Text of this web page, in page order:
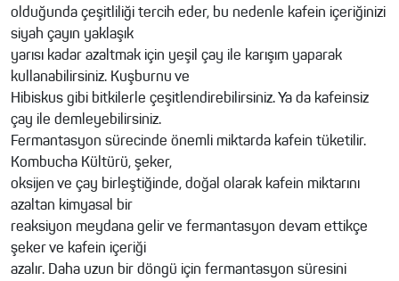
olduğunda çeşitliliği tercih eder, bu nedenle kafein içeriğinizi
siyah çayın yaklaşık
yarısı kadar azaltmak için yeşil çay ile karışım yaparak
kullanabilirsiniz. Kuşburnu ve
Hibiskus gibi bitkilerle çeşitlendirebilirsiniz. Ya da kafeinsiz
çay ile demleyebilirsiniz.
Fermantasyon sürecinde önemli miktarda kafein tüketilir.
Kombucha Kültürü, şeker,
oksijen ve çay birleştiğinde, doğal olarak kafein miktarını
azaltan kimyasal bir
reaksiyon meydana gelir ve fermantasyon devam ettikçe
şeker ve kafein içeriği
azalır. Daha uzun bir döngü için fermantasyon süresini